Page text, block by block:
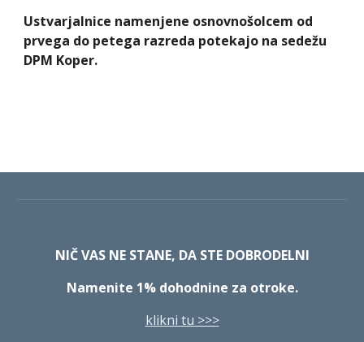
Ustvarjalnice namenjene osnovnošolcem od
prvega do petega razreda potekajo na sedežu
DPM Koper.
NIČ VAS NE STANE, DA STE DOBRODELNI
Namenite 1% dohodnine za otroke.
klikni tu >>>